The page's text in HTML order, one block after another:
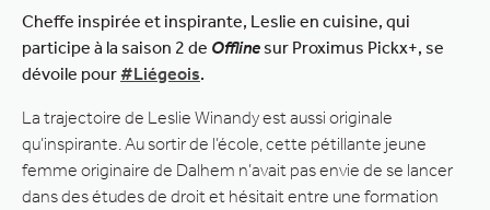
Cheffe inspirée et inspirante, Leslie en cuisine, qui
participe à la saison 2 de Offlinesur Proximus Pickx+, se
dévoile pour #Liégeois.
La trajectoire de Leslie Winandy est aussi originale
qu’inspirante. Au sortir de l’école, cette pétillante jeune
femme originaire de Dalhem n’avait pas envie de se lancer
dans des études de droit et hésitait entre une formation